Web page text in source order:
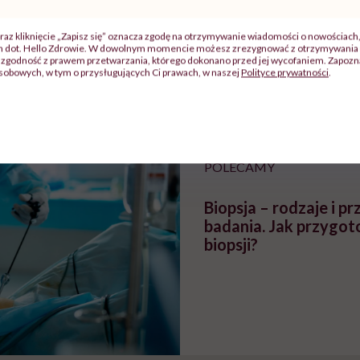
"Jestem w ciąży, co mi się
Wkrótce nowa
atakach paniki.
warsztat
POLECAMY
Biopsja – rodzaje i
badania. Jak
biopsji?
kliknięcie „Zapisz się” oznacza zgodę na otrzymywanie wiadomości o
dot. Hello Zdrowie. W dowolnym momencie możesz zrezygnować z
zgodność z prawem przetwarzania, którego dokonano przed jej wycofaniem.
w tym o przysługujących Ci prawach, w naszejPolityce prywatności.